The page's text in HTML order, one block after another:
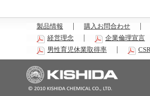
製品情報 購入お問合わせ
経営理念
企業倫理宣言
男性育児休業取得率